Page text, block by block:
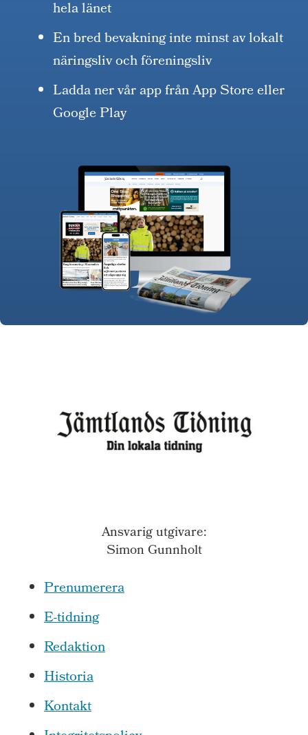
hela länet
En bred bevakning inte minst av lokalt
näringsliv och föreningsliv
Ladda ner vår app från App Store eller
Google Play
Ansvarig utgivare:
Simon Gunnholt
Prenumerera
E-tidning
Redaktion
Historia
Kontakt